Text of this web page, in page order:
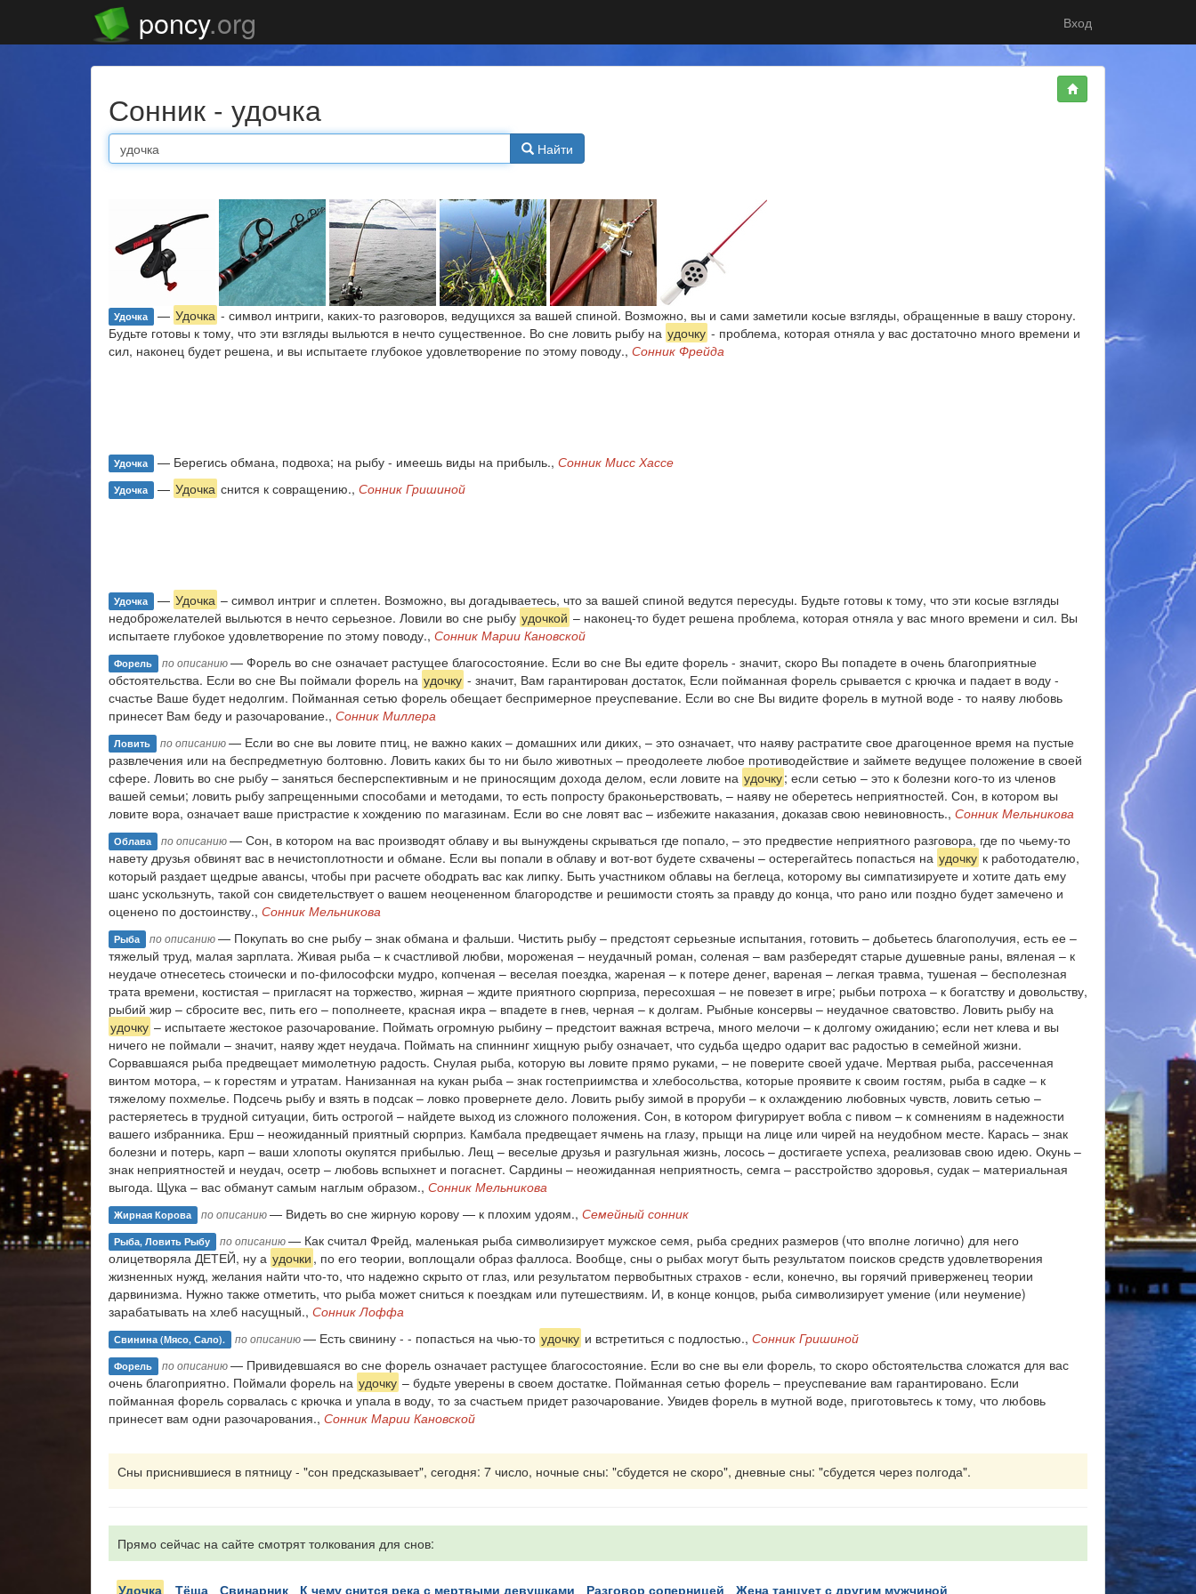
poncy.org Вход
Сонник - удочка
Найти
Удочка — Удочка - символ интриги, каких-то разговоров, ведущихся за вашей спиной. Возможно, вы и сами заметили косые взгляды, обращенные в вашу сторону.
Будьте готовы к тому, что эти взгляды выльются в нечто существенное. Во сне ловить рыбу на удочку - проблема, которая отняла у вас достаточно много времени и
сил, наконец будет решена, и вы испытаете глубокое удовлетворение по этому поводу., Сонник Фрейда
Удочка — Берегись обмана, подвоха; на рыбу - имеешь виды на прибыль., Сонник Мисс Хассе
Удочка — Удочка снится к совращению., Сонник Гришиной
Удочка — Удочка – символ интриг и сплетен. Возможно, вы догадываетесь, что за вашей спиной ведутся пересуды. Будьте готовы к тому, что эти косые взгляды
недоброжелателей выльются в нечто серьезное. Ловили во сне рыбу удочкой – наконец-то будет решена проблема, которая отняла у вас много времени и сил. Вы
испытаете глубокое удовлетворение по этому поводу., Сонник Марии Кановской
Форель по описанию— Форель во сне означает растущее благосостояние. Если во сне Вы едите форель - значит, скоро Вы попадете в очень благоприятные
обстоятельства. Если во сне Вы поймали форель на удочку - значит, Вам гарантирован достаток, Если пойманная форель срывается с крючка и падает в воду -
счастье Ваше будет недолгим. Пойманная сетью форель обещает беспримерное преуспевание. Если во сне Вы видите форель в мутной воде - то наяву любовь
принесет Вам беду и разочарование., Сонник Миллера
Ловить по описанию— Если во сне вы ловите птиц, не важно каких – домашних или диких, – это означает, что наяву растратите свое драгоценное время на пустые
развлечения или на беспредметную болтовню. Ловить каких бы то ни было животных – преодолеете любое противодействие и займете ведущее положение в своей
сфере. Ловить во сне рыбу – заняться бесперспективным и не приносящим дохода делом, если ловите на удочку; если сетью – это к болезни кого-то из членов
вашей семьи; ловить рыбу запрещенными способами и методами, то есть попросту браконьерствовать, – наяву не оберетесь неприятностей. Сон, в котором вы
ловите вора, означает ваше пристрастие к хождению по магазинам. Если во сне ловят вас – избежите наказания, доказав свою невиновность., Сонник Мельникова
Облава по описанию— Сон, в котором на вас производят облаву и вы вынуждены скрываться где попало, – это предвестие неприятного разговора, где по чьему-то
навету друзья обвинят вас в нечистоплотности и обмане. Если вы попали в облаву и вот-вот будете схвачены – остерегайтесь попасться на удочку к работодателю,
который раздает щедрые авансы, чтобы при расчете ободрать вас как липку. Быть участником облавы на беглеца, которому вы симпатизируете и хотите дать ему
шанс ускользнуть, такой сон свидетельствует о вашем неоцененном благородстве и решимости стоять за правду до конца, что рано или поздно будет замечено и
оценено по достоинству., Сонник Мельникова
Рыба по описанию— Покупать во сне рыбу – знак обмана и фальши. Чистить рыбу – предстоят серьезные испытания, готовить – добьетесь благополучия, есть ее –
тяжелый труд, малая зарплата. Живая рыба – к счастливой любви, мороженая – неудачный роман, соленая – вам разбередят старые душевные раны, вяленая – к
неудаче отнесетесь стоически и по-философски мудро, копченая – веселая поездка, жареная – к потере денег, вареная – легкая травма, тушеная – бесполезная
трата времени, костистая – пригласят на торжество, жирная – ждите приятного сюрприза, пересохшая – не повезет в игре; рыбьи потроха – к богатству и довольству,
рыбий жир – сбросите вес, пить его – пополнеете, красная икра – впадете в гнев, черная – к долгам. Рыбные консервы – неудачное сватовство. Ловить рыбу на
удочку – испытаете жестокое разочарование. Поймать огромную рыбину – предстоит важная встреча, много мелочи – к долгому ожиданию; если нет клева и вы
ничего не поймали – значит, наяву ждет неудача. Поймать на спиннинг хищную рыбу означает, что судьба щедро одарит вас радостью в семейной жизни.
Сорвавшаяся рыба предвещает мимолетную радость. Снулая рыба, которую вы ловите прямо руками, – не поверите своей удаче. Мертвая рыба, рассеченная
винтом мотора, – к горестям и утратам. Нанизанная на кукан рыба – знак гостеприимства и хлебосольства, которые проявите к своим гостям, рыба в садке – к
тяжелому похмелье. Подсечь рыбу и взять в подсак – ловко провернете дело. Ловить рыбу зимой в проруби – к охлаждению любовных чувств, ловить сетью –
растеряетесь в трудной ситуации, бить острогой – найдете выход из сложного положения. Сон, в котором фигурирует вобла с пивом – к сомнениям в надежности
вашего избранника. Ерш – неожиданный приятный сюрприз. Камбала предвещает ячмень на глазу, прыщи на лице или чирей на неудобном месте. Карась – знак
болезни и потерь, карп – ваши хлопоты окупятся прибылью. Лещ – веселые друзья и разгульная жизнь, лосось – достигаете успеха, реализовав свою идею. Окунь –
знак неприятностей и неудач, осетр – любовь вспыхнет и погаснет. Сардины – неожиданная неприятность, семга – расстройство здоровья, судак – материальная
выгода. Щука – вас обманут самым наглым образом., Сонник Мельникова
Жирная Корова по описанию— Видеть во сне жирную корову — к плохим удоям., Семейный сонник
Рыба, Ловить Рыбу по описанию— Как считал Фрейд, маленькая рыба символизирует мужское семя, рыба средних размеров (что вполне логично) для него
олицетворяла ДЕТЕЙ, ну а удочки , по его теории, воплощали образ фаллоса. Вообще, сны о рыбах могут быть результатом поисков средств удовлетворения
жизненных нужд, желания найти что-то, что надежно скрыто от глаз, или результатом первобытных страхов - если, конечно, вы горячий приверженец теории
дарвинизма. Нужно также отметить, что рыба может сниться к поездкам или путешествиям. И, в конце концов, рыба символизирует умение (или неумение)
зарабатывать на хлеб насущный., Сонник Лоффа
Свинина (мясо, Сало). по описанию— Есть свинину - - попасться на чью-то удочку и встретиться с подлостью., Сонник Гришиной
Форель по описанию— Привидевшаяся во сне форель означает растущее благосостояние. Если во сне вы ели форель, то скоро обстоятельства сложатся для вас
очень благоприятно. Поймали форель на удочку – будьте уверены в своем достатке. Пойманная сетью форель – преуспевание вам гарантировано. Если
пойманная форель сорвалась с крючка и упала в воду, то за счастьем придет разочарование. Увидев форель в мутной воде, приготовьтесь к тому, что любовь
принесет вам одни разочарования., Сонник Марии Кановской
Сны приснившиеся в пятницу - "сон предсказывает", сегодня: 7 число, ночные сны: "сбудется не скоро", дневные сны: "сбудется через полгода".
Прямо сейчас на сайте смотрят толкования для снов:
удочка тёща свинарник к чему снится река с мертвыми девушками разговор соперницей жена танцует с другим мужчиной